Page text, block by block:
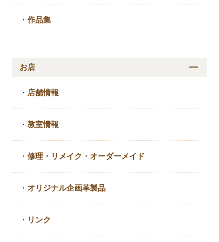
・作品集
お店
・ 店舗情報
・教室情報
・修理・リメイク・ オーダーメイド
・ オリジナル企画革製品
・ リンク